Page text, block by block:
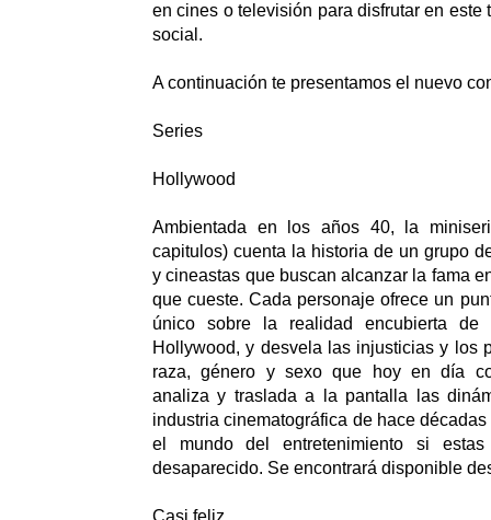
en cines o televisión para disfrutar en este
social.
A continuación te presentamos el nuevo
Series
Hollywood
Ambientada en los años 40, la
capitulos) cuenta la historia de un grupo
y cineastas que buscan alcanzar la fama
que cueste. Cada personaje ofrece un
único sobre la realidad encubierta
Hollywood, y desvela las injusticias y los
raza, género y sexo que hoy en día
analiza y traslada a la pantalla las
industria cinematográfica de hace
el mundo del entretenimiento si estas
desaparecido. Se encontrará disponible